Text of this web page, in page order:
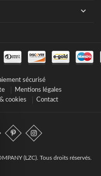
expand_more
sécurisé
Mentions légales
cookies
Contact
(LZC). Tous droits réservés.